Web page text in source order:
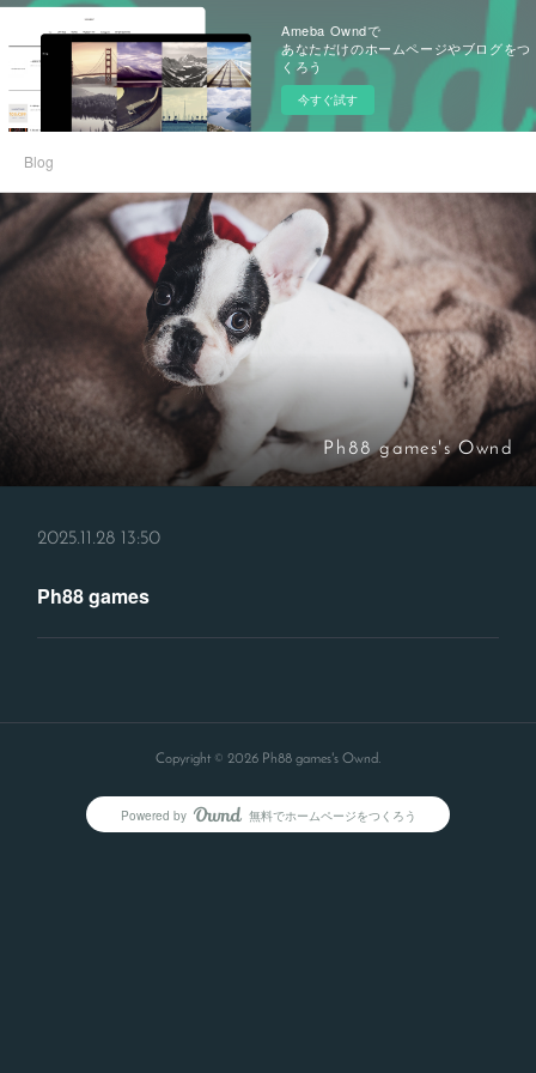
Ameba Owndで
あなただけのホームページやブログをつ
くろう
今すぐ試す
Blog
Ph88 games's Ownd
2025.11.28 13:50
Ph88 games
Copyright © 2026 Ph88 games's Ownd.
Powered by AmebaOwnd
無料でホームページをつくろう